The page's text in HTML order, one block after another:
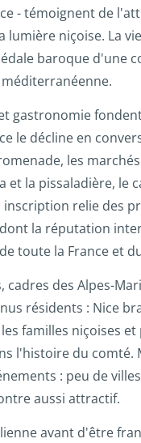
- témoignent de
lumière niçoise. La
baroque d'une
gastronomie
le décline en
les
et la pissaladière, le
relie des
la réputation
toute la France et
cadres des Alpes-
résidents : Nice
familles niçoises et
l'histoire du comté.
: peu de
aussi attractif.
avant d'être